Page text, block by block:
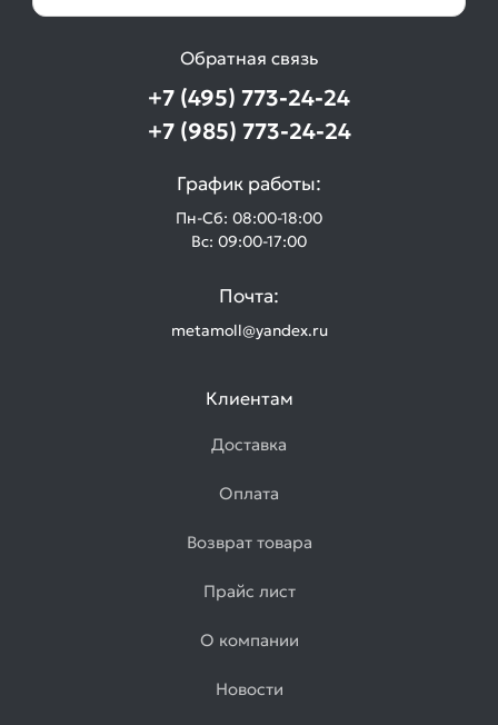
Обратная связь
+7 (495) 773-24-24
+7 (985) 773-24-24
График работы:
Пн-Сб: 08:00-18:00
Вс: 09:00-17:00
Почта:
metamoll@yandex.ru
Клиентам
Доставка
Оплата
Возврат товара
Прайс лист
О компании
Новости